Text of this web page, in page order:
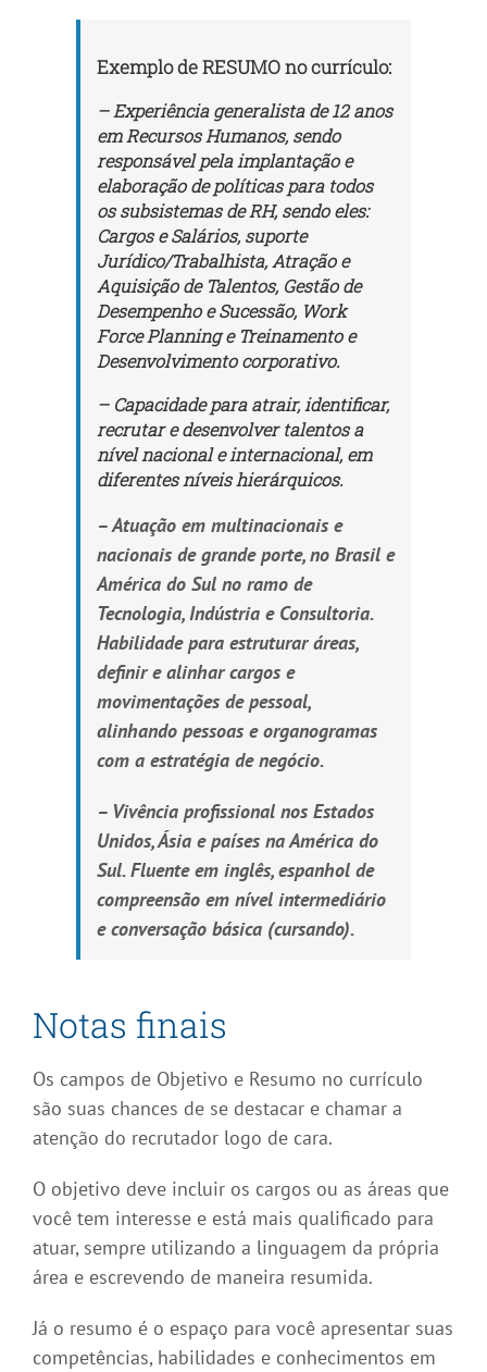
Exemplo de RESUMO no currículo:
– Experiência generalista de 12 anos
em Recursos Humanos, sendo
responsável pela implantação e
elaboração de políticas para todos
os subsistemas de RH, sendo eles:
Cargos e Salários, suporte
Jurídico/Trabalhista, Atração e
Aquisição de Talentos, Gestão de
Desempenho e Sucessão, Work
Force Planning e Treinamento e
Desenvolvimento corporativo.
– Capacidade para atrair, identificar,
recrutar e desenvolver talentos a
nível nacional e internacional, em
diferentes níveis hierárquicos.
– Atuação em multinacionais e
nacionais de grande porte, no Brasil e
América do Sul no ramo de
Tecnologia, Indústria e Consultoria.
Habilidade para estruturar áreas,
definir e alinhar cargos e
movimentações de pessoal,
alinhando pessoas e organogramas
com a estratégia de negócio.
– Vivência profissional nos Estados
Unidos, Ásia e países na América do
Sul. Fluente em inglês, espanhol de
compreensão em nível intermediário
e conversação básica (cursando).
Notas finais
Os campos de Objetivo e Resumo no currículo
são suas chances de se destacar e chamar a
atenção do recrutador logo de cara.
O objetivo deve incluir os cargos ou as áreas que
você tem interesse e está mais qualificado para
atuar, sempre utilizando a linguagem da própria
área e escrevendo de maneira resumida.
Já o resumo é o espaço para você apresentar suas
competências, habilidades e conhecimentos em